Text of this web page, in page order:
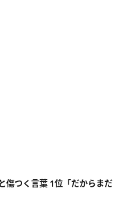
傷つく言葉 1位「だからまだ